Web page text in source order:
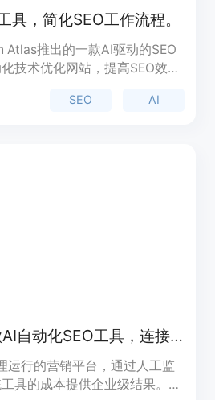
具，简化SEO工作流程。
Atlas推出的一款AI驱动的SEO
技术优化网站，提高SEO效
、内容优化、反向链接建设和
SEO AI
Scriptbee是一款AI自动化SEO工具，连接Ahrefs和Semrush，帮助您扩展SEO，并提供AI概述和地理内容创建。
运行的营销平台，通过人工监
具的成本提供企业级结果。它